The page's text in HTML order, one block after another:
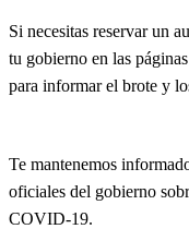
Si necesitas reservar un
tu gobierno en las
para informar el brote y
Te mantenemos
oficiales del gobierno
COVID-19.